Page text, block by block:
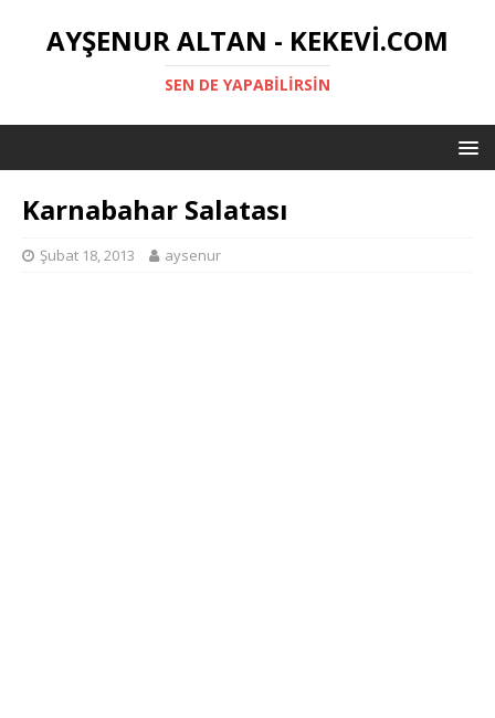
AYŞENUR ALTAN - KEKEVI.COM
SEN DE YAPABILIRSIN
Karnabahar Salatası
Şubat 18, 2013 aysenur